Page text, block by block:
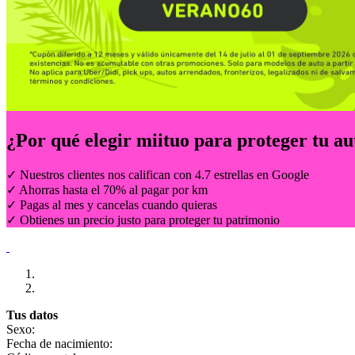
¿Por qué elegir miituo para proteger tu
✓ Nuestros clientes nos califican con 4.7 estrellas en Google
✓ Ahorras hasta el 70% al pagar por km
✓ Pagas al mes y cancelas cuando quieras
✓ Obtienes un precio justo para proteger tu patrimonio
Tus datos
Sexo:
Fecha de nacimiento: